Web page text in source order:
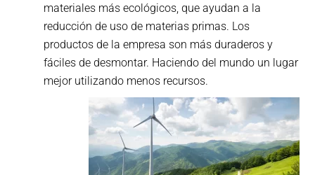
materiales más ecológicos, que ayudan a la
reducción de uso de materias primas. Los
productos de la empresa son más duraderos y
fáciles de desmontar. Haciendo del mundo un lugar
mejor utilizando menos recursos.